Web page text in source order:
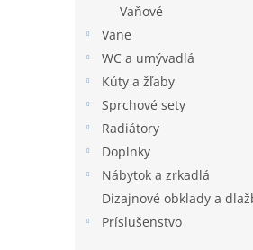
Vaňové
Vane
WC a umývadlá
Kúty a žľaby
Sprchové sety
Radiátory
Doplnky
Nábytok a zrkadlá
Dizajnové obklady a
Príslušenstvo